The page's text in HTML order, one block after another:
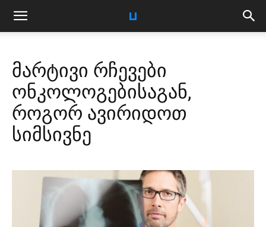
მარტივი რჩევები
ონკოლოგებისაგან,
როგორ ავირიდოთ
სიმსივნე